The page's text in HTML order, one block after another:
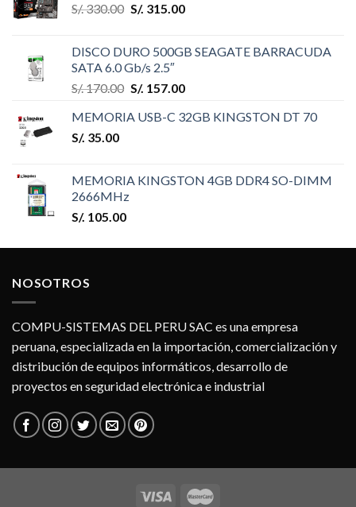
S/.330.00 S/. 315.00
DISCO DURO 500GB SEAGATE BARRACUDA
SATA 6.0 Gb/s 2.5″
S/.170.00 S/. 157.00
MEMORIA USB-C 32GB KINGSTON DT 70
S/. 35.00
MEMORIA KINGSTON 4GB DDR4 SO-DIMM
2666MHz
S/. 105.00
NOSOTROS
COMPU-SISTEMAS DEL PERU SAC es una empresa
peruana, especializada en la importación, comercialización y
distribución de equipos informáticos, desarrollo de
proyectos en seguridad electrónica e industrial